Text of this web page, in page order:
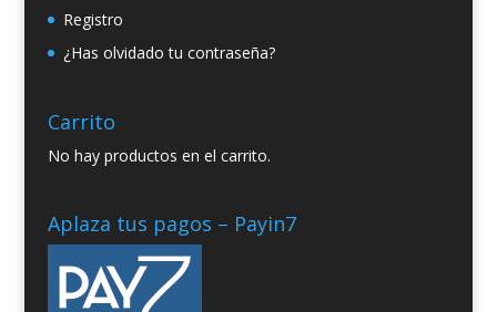
Registro
¿Has olvidado tu contraseña?
Carrito
No hay productos en el carrito.
Aplaza tus pagos – Payin7